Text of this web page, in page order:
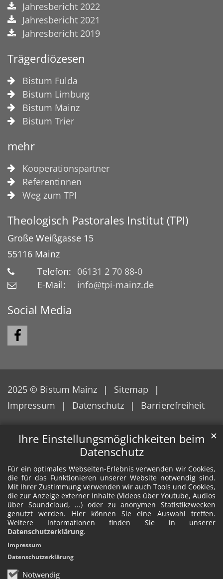
Ihre Einstellungsmöglichkeiten beim
Datenschutz
Für ein optimales Webseiten-Erlebnis verwenden wir Cookies,
die für das Funktionieren unserer Website notwendig sind.
Mit Ihrer Zustimmung verwenden wir auch Tools und Cookies,
die zur Anzeige externer Inhalte (Videos über Youtube, Audios
über Soundcloud, ...) oder zu anonymen Statistikzwecken
genutzt werden. Hier können Sie eine Auswahl treffen.
Weitere Informationen finden Sie in unserer
Datenschutzerklärung.
Notwendig
✕
Impressum
Datenschutzerklärung
Jahresbericht 2022
Jahresbericht 2021
Jahresbericht 2019
Trägerdiözesen
Bistum Fulda
Bistum Limburg
Bistum Mainz
Bistum Trier
mehr
Kooperationspartner
Referentinnen
Weg zum TPI
Theologisch Pastorales Institut (TPI)
Große Weißgasse 15
55116 Mainz
Telefon: 06131 2 70 88-0
E-Mail:
info@tpi-mainz.de
Social Media
2025 © Bistum Mainz
Sitemap
Impressum
Datenschutz Barrierefreiheit